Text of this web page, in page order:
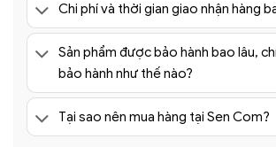
Chi phí và thời gian giao nhận hàng
Sản phẩm được bảo hành bao lâu,
bảo hành như thế nào?
Tại sao nên mua hàng tại Sen Com?